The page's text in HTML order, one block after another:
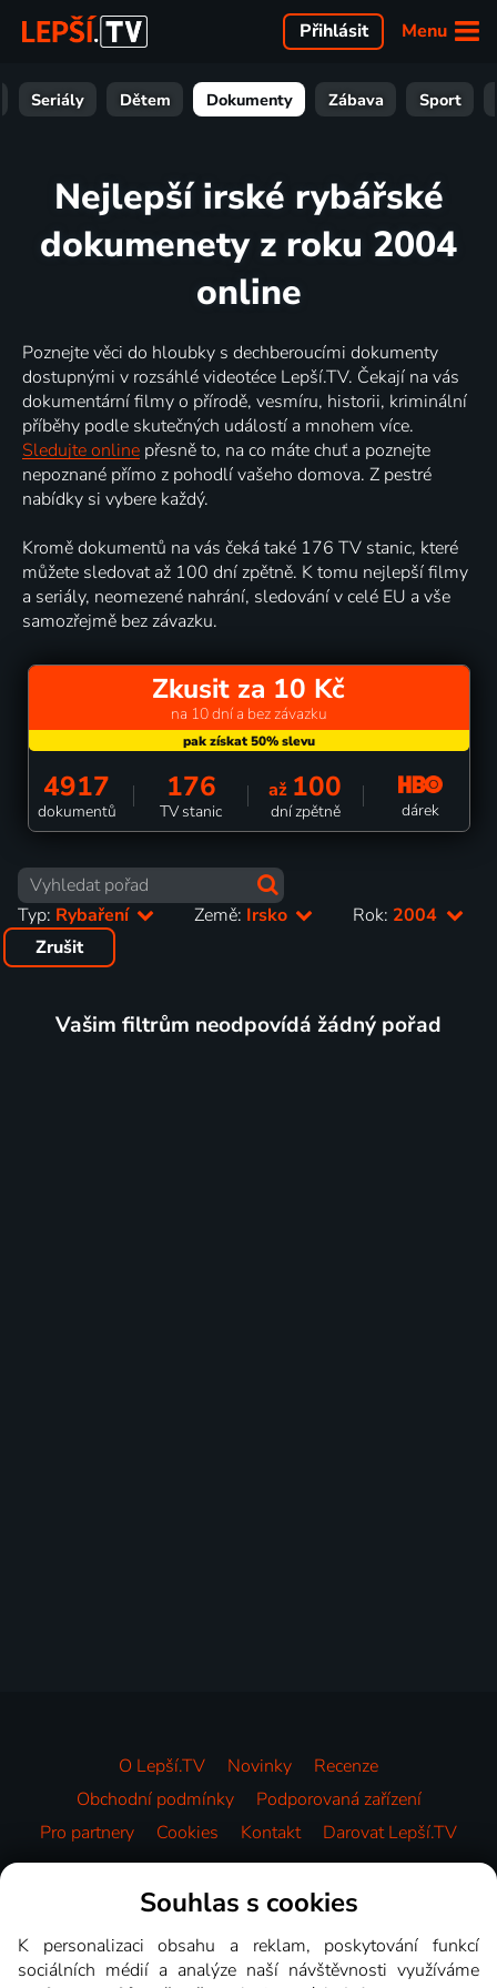
Menu
Přihlásit
Seriály Dětem Dokumenty Zábava Sport
Nejlepší irské rybářské
dokumenety z roku 2004
online
Poznejte věci do hloubky s dechberoucími dokumenty
dostupnými v rozsáhlé videotéce Lepší.TV. Čekají na vás
dokumentární filmy o přírodě, vesmíru, historii, kriminální
příběhy podle skutečných událostí a mnohem více.
Sledujte online přesně to, na co máte chuť a poznejte
nepoznané přímo z pohodlí vašeho domova. Z pestré
nabídky si vybere každý.
Kromě dokumentů na vás čeká také 176 TV stanic, které
můžete sledovat až 100 dní zpětně. K tomu nejlepší filmy
a seriály, neomezené nahrání, sledování v celé EU a vše
samozřejmě bez závazku.
Zkusit za 10 Kč
na 10 dní a bez závazku
4917
dokumentů
176
TV stanic
až 100
dní zpětně dárek
Typ: Rybaření Země: Irsko Rok: 2004
Zrušit
Vašim filtrům neodpovídá žádný pořad
O Lepší.TV Novinky
Recenze
Obchodní podmínky
Podporovaná zařízení
Pro partnery
Cookies Kontakt Darovat Lepší.TV
Videotéka
Souhlas s cookies
K personalizaci obsahu a reklam, poskytování funkcí
sociálních médií a analýze naší návštěvnosti využíváme